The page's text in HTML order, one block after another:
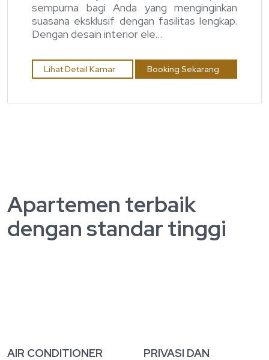
sempurna bagi Anda yang menginginkan
suasana eksklusif dengan fasilitas lengkap.
Dengan desain interior ele...
Lihat Detail Kamar Booking Sekarang
Apartemen terbaik
dengan standar tinggi
AIR CONDITIONER
PRIVASI DAN